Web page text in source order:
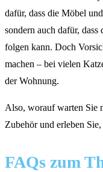
dafür, dass die Möbel
sondern auch dafür,
folgen kann. Doch
machen – bei vielen
der Wohnung.
Also, worauf warten Sie
Zubehör und erleben
FAQs zum